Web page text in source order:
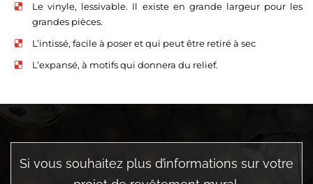
Le vinyle, lessivable. Il existe en grande largeur pour les
grandes pièces.
L’intissé, facile à poser et qui peut être retiré à sec
L’expansé, à motifs qui donnera du relief.
Si vous souhaitez plus d’informations sur votre